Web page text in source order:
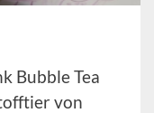
Bubble Tea
von